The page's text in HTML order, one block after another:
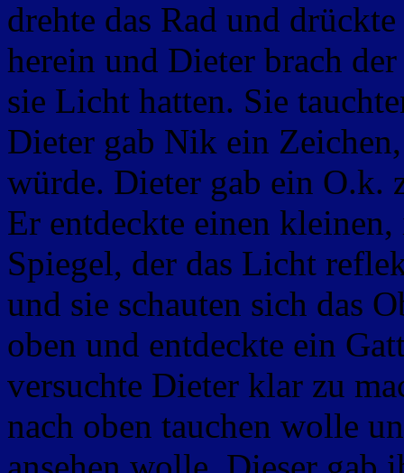
drehte das Rad und
herein und Dieter brach
sie Licht hatten. Sie
Dieter gab Nik ein
würde. Dieter gab ein O.k.
Er entdeckte einen
Spiegel, der das Licht
und sie schauten sich das
oben und entdeckte ein
versuchte Dieter klar zu
nach oben tauchen wolle